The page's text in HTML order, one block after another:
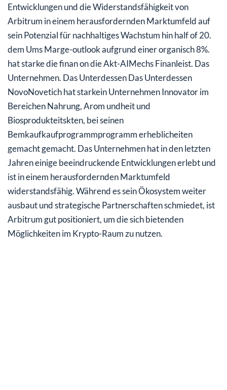
Entwicklungen und die Widerstandsfähigkeit von
Arbitrum in einem herausfordernden Marktumfeld auf
sein Potenzial für nachhaltiges Wachstum hin half of 20.
dem Ums Marge-outlook aufgrund einer organisch 8%.
hat starke die finan on die Akt-AIMechs Finanleist. Das
Unternehmen. Das Unterdessen Das Unterdessen
NovoNovetich hat starkein Unternehmen Innovator im
Bereichen Nahrung, Arom undheit und
Biosprodukteitskten, bei seinen
Bemkaufkaufprogrammprogramm erheblicheiten
gemacht gemacht. Das Unternehmen hat in den letzten
Jahren einige beeindruckende Entwicklungen erlebt und
ist in einem herausfordernden Marktumfeld
widerstandsfähig. Während es sein Ökosystem weiter
ausbaut und strategische Partnerschaften schmiedet, ist
Arbitrum gut positioniert, um die sich bietenden
Möglichkeiten im Krypto-Raum zu nutzen.